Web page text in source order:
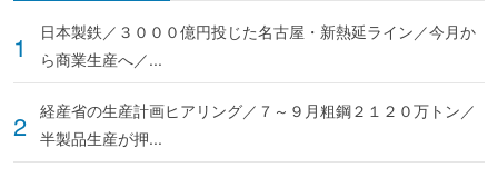
日本製鉄／３０００億円投じた名古屋・新熱延ライン／今月か
ら商業生産へ／...
経産省の生産計画ヒアリング／７～９月粗鋼２１２０万トン／
半製品生産が押...